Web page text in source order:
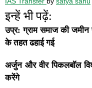
इन्हें भी पढ़ें:
उप्र: ग्राम समाज की
के तहत ढहाई गई
अर्जुन और वीर पिकलबॉल
करेंगे